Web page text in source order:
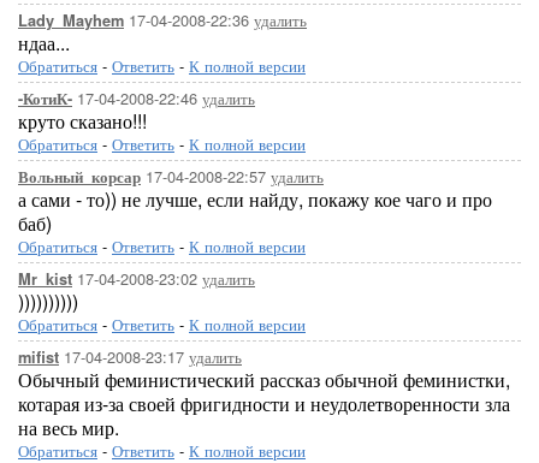
Lady_Mayhem 17-04-2008-22:36 удалить
ндаа...
Обратиться - Ответить - К полной версии
-КотиК- 17-04-2008-22:46 удалить
круто сказано!!!
Обратиться - Ответить - К полной версии
Вольный_корсар 17-04-2008-22:57 удалить
а сами - то)) не лучше, если найду, покажу кое чаго и про
баб)
Обратиться - Ответить - К полной версии
Mr_kist 17-04-2008-23:02 удалить
))))))))))
Обратиться - Ответить - К полной версии
mifist 17-04-2008-23:17 удалить
Обычный феминистический рассказ обычной феминистки,
котарая из-за своей фригидности и неудолетворенности зла
на весь мир.
Обратиться - Ответить - К полной версии